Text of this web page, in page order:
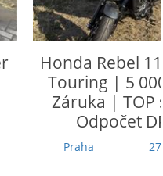
HondaRebel
Touring | 5
Záruka | TOP
Odpočet
Praha